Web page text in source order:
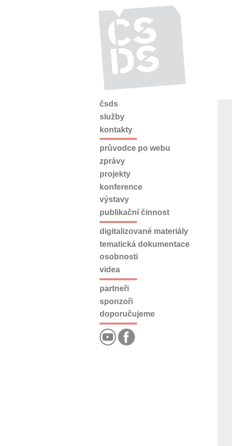
čsds
služby
kontakty
průvodce po webu
zprávy
projekty
konference
výstavy
publikační činnost
digitalizované materiály
tematická dokumentace
osobnosti
videa
partneři
sponzoři
doporučujeme